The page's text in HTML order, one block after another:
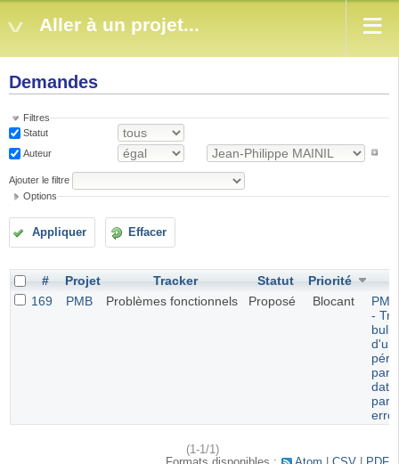
Aller à un projet...
Demandes
Filtres
Statut
Auteur
Ajouter le filtre
Options
Appliquer Effacer
# Projet Tracker Statut Priorité
169
PMB Problèmes fonctionnels Proposé Blocant
- Tri
d'un
par
date
(1-1/1)